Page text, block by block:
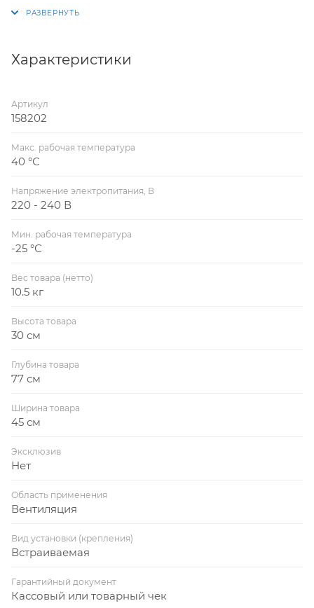
уровню рабочего шума.
Характеристики
Артикул
158202
Макс. рабочая температура
40 °С
Напряжение электропитания, В
220 - 240 В
Мин. рабочая температура
-25 °С
Вес товара (нетто)
10.5 кг
Высота товара
30 см
Глубина товара
77 см
Ширина товара
45 см
Эксклюзив
Нет
Область применения
Вентиляция
Вид установки (крепления)
Встраиваемая
Гарантийный документ
Кассовый или товарный чек